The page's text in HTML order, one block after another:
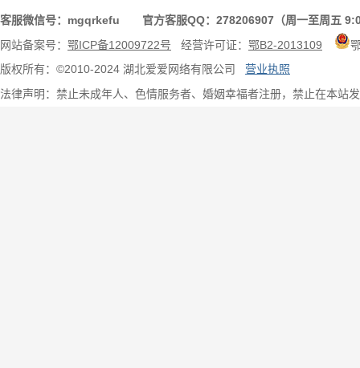
客服微信号：mgqrkefu 官方客服QQ：278206907（周一至周五
网站备案号： 鄂ICP备12009722号 经营许可证： 鄂B2-2013109
版权所有：©2010-2024 湖北爱爱网络有限公司 营业执照
法律声明：禁止未成年人、色情服务者、婚姻幸福者注册，禁止在本站